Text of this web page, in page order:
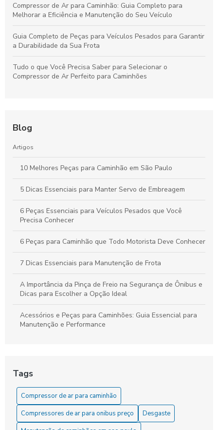
Compressor de Ar para Caminhão: Guia Completo para
Melhorar a Eficiência e Manutenção do Seu Veículo
Guia Completo de Peças para Veículos Pesados para Garantir
a Durabilidade da Sua Frota
Tudo o que Você Precisa Saber para Selecionar o
Compressor de Ar Perfeito para Caminhões
Blog
Artigos
10 Melhores Peças para Caminhão em São Paulo
5 Dicas Essenciais para Manter Servo de Embreagem
6 Peças Essenciais para Veículos Pesados que Você
Precisa Conhecer
6 Peças para Caminhão que Todo Motorista Deve Conhecer
7 Dicas Essenciais para Manutenção de Frota
A Importância da Pinça de Freio na Segurança de Ônibus e
Dicas para Escolher a Opção Ideal
Acessórios e Peças para Caminhões: Guia Essencial para
Manutenção e Performance
Como Comprar o Melhor Servo de Embreagem para Seu
Veículo
Como comprar o servo de embreagem ideal para seu
Tags
Compressor de ar para caminhão
Compressores de ar para onibus preço
Desgaste